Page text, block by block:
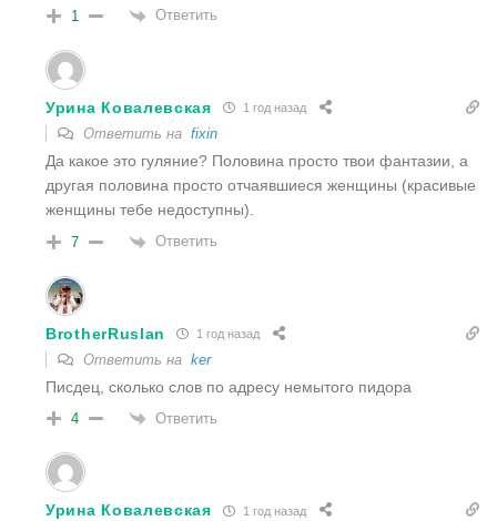
1 Ответить
Урина Ковалевская 1 год назад
Ответить на fixin
Да какое это гуляние? Половина просто твои фантазии, а
другая половина просто отчаявшиеся женщины (красивые
женщины тебе недоступны).
7 Ответить
BrotherRuslan 1 год назад
Ответить на ker
Писдец, сколько слов по адресу немытого пидора
4 Ответить
Урина Ковалевская 1 год назад